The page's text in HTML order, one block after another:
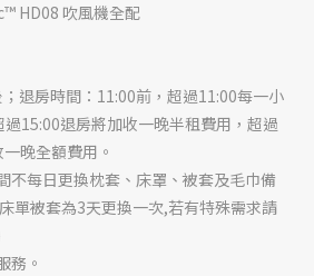
HD08 吹風機全配
退房時間：11:00前，超過11:00每一小
15:00退房將加收一晚半租費用，超過
晚全額費用。
不每日更換枕套、床罩、被套及毛巾備
單被套為3天更換一次,若有特殊需求請
務。